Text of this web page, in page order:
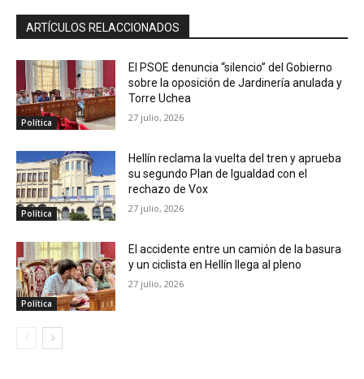
ARTÍCULOS RELACCIONADOS
Política
El PSOE denuncia “silencio” del Gobierno
sobre la oposición de Jardinería anulada y
Torre Uchea
27 julio, 2026
Política
Hellín reclama la vuelta del tren y aprueba
su segundo Plan de Igualdad con el
rechazo de Vox
27 julio, 2026
Política
El accidente entre un camión de la basura
y un ciclista en Hellín llega al pleno
27 julio, 2026